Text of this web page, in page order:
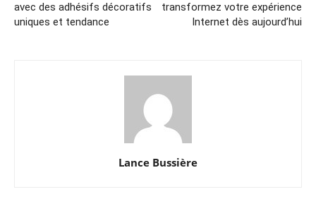
avec des adhésifs décoratifs
uniques et tendance
transformez votre expérience
Internet dès aujourd’hui
Lance Bussière